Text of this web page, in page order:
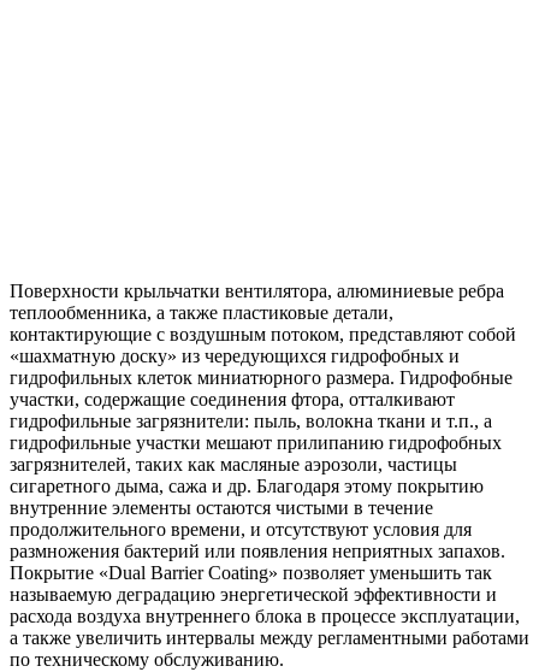
Поверхности крыльчатки вентилятора, алюминиевые ребра
теплообменника, а также пластиковые детали,
контактирующие с воздушным потоком, представляют собой
«шахматную доску» из чередующихся гидрофобных и
гидрофильных клеток миниатюрного размера. Гидрофобные
участки, содержащие соединения фтора, отталкивают
гидрофильные загрязнители: пыль, волокна ткани и т.п., а
гидрофильные участки мешают прилипанию гидрофобных
загрязнителей, таких как масляные аэрозоли, частицы
сигаретного дыма, сажа и др. Благодаря этому покрытию
внутренние элементы остаются чистыми в течение
продолжительного времени, и отсутствуют условия для
размножения бактерий или появления неприятных запахов.
Покрытие «Dual Barrier Coating» позволяет уменьшить так
называемую деградацию энергетической эффективности и
расхода воздуха внутреннего блока в процессе эксплуатации,
а также увеличить интервалы между регламентными работами
по техническому обслуживанию.